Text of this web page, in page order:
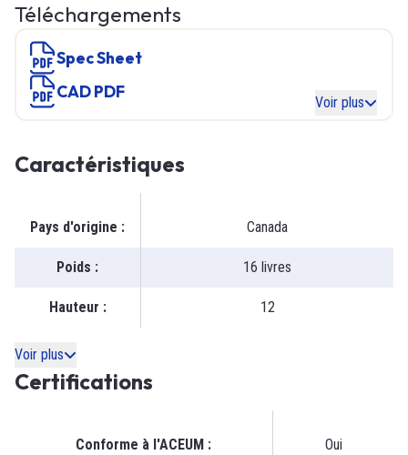
Téléchargements
Spec Sheet
CAD PDF
Voir plus
Caractéristiques
Pays d'origine : Canada
Poids : 16 livres
Hauteur : 12
Voir plus
Certifications
Conforme à l'ACEUM : Oui